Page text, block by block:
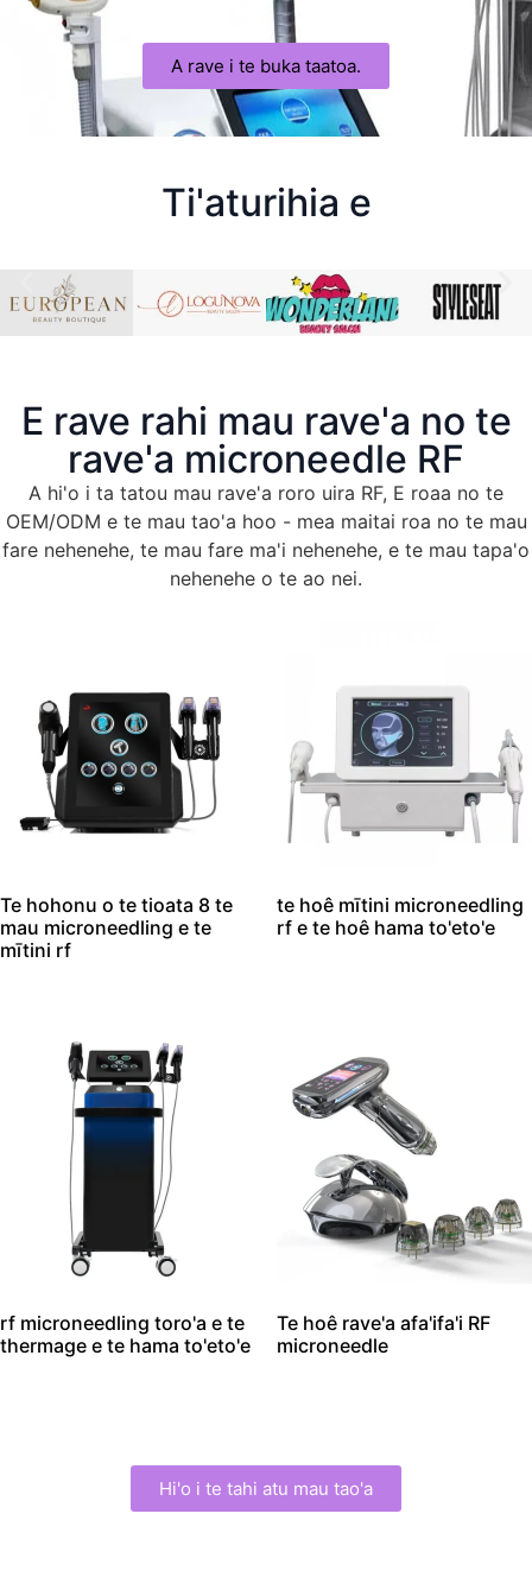
A rave i te buka taatoa.
Ti'aturihia e
E rave rahi mau rave'a no te
rave'a microneedle RF
A hi'o i ta tatou mau rave'a roro uira RF, E roaa no te
OEM/ODM e te mau tao'a hoo - mea maitai roa no te mau
fare nehenehe, te mau fare ma'i nehenehe, e te mau tapa'o
nehenehe o te ao nei.
Te hohonu o te tioata 8 te
mau microneedling e te
mītini rf
te hoê mītini microneedling
rf e te hoê hama to'eto'e
rf microneedling toro'a e te
thermage e te hama to'eto'e
Te hoê rave'a afa'ifa'i RF
microneedle
Hi'o i te tahi atu mau tao'a